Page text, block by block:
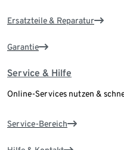
Ersatzteile & Reparatur
Garantie
Service & Hilfe
Online-Services nutzen &
Service-Bereich